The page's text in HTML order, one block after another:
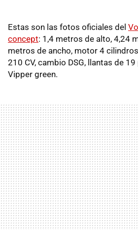
Estas son las fotos oficiales del
concept: 1,4 metros de alto, 4,24
metros de ancho, motor 4
210 CV, cambio DSG, llantas de
Vipper green.